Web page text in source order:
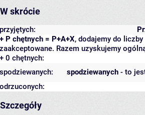
W skrócie
przyjętych:
+ P chętnych = P+A+X, dodajemy do
zaakceptowane. Razem uzyskujemy
+ 0 chętnych:
spodziewanych - to
spodziewanych:
odrzuconych:
Szczegóły